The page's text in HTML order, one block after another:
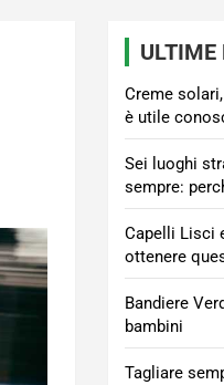
Creme
è utile
Sei luoghi
sempre:
Capelli Lisci
ottenere
Bandiere
bambini
Tagliare